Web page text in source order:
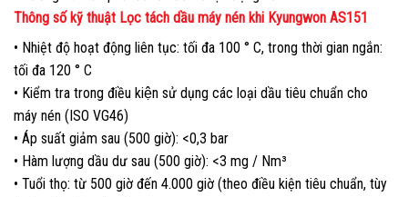
Thông số kỹ thuật Lọc tách dầu máy nén khi Kyungwon AS151
• Nhiệt độ hoạt động liên tục: tối đa 100 ° C, trong thời gian ngắn:
tối đa 120 ° C
• Kiểm tra trong điều kiện sử dụng các loại dầu tiêu chuẩn cho
máy nén (ISO VG46)
• Áp suất giảm sau (500 giờ): <0,3 bar
• Hàm lượng dầu dư sau (500 giờ): <3 mg / Nm³
• Tuổi thọ: từ 500 giờ đến 4.000 giờ (theo điều kiện tiêu chuẩn, tùy